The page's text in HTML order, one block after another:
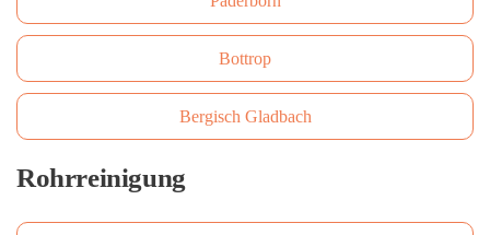
Bottrop
Bergisch Gladbach
Rohrreinigung